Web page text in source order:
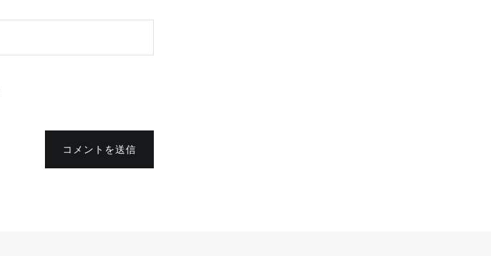
コメントを送信